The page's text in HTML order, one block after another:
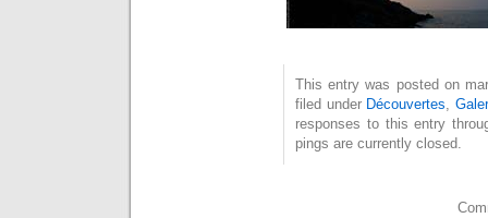
This entry was posted on
filed under Découvertes
responses to this entry
pings are currently closed.